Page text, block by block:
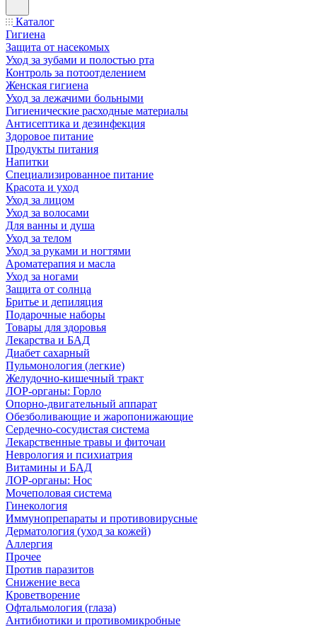
Каталог
Гигиена
Защита от насекомых
Уход за зубами и полостью рта
Контроль за потоотделением
Женская гигиена
Уход за лежачими больными
Гигиенические расходные материалы
Антисептика и дезинфекция
Здоровое питание
Продукты питания
Напитки
Специализированное питание
Красота и уход
Уход за лицом
Уход за волосами
Для ванны и душа
Уход за телом
Уход за руками и ногтями
Ароматерапия и масла
Уход за ногами
Защита от солнца
Бритье и депиляция
Подарочные наборы
Товары для здоровья
Лекарства и БАД
Диабет сахарный
Пульмонология (легкие)
Желудочно-кишечный тракт
ЛОР-органы: Горло
Опорно-двигательный аппарат
Обезболивающие и жаропонижающие
Сердечно-сосудистая система
Лекарственные травы и фиточаи
Неврология и психиатрия
Витамины и БАД
ЛОР-органы: Нос
Мочеполовая система
Гинекология
Иммунопрепараты и противовирусные
Дерматология (уход за кожей)
Аллергия
Прочее
Против паразитов
Снижение веса
Кроветворение
Офтальмология (глаза)
Антибиотики и противомикробные